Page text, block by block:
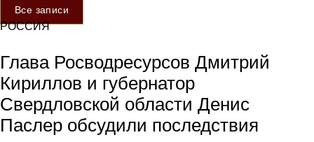
Все записи
РОССИЯ
Глава Росводресурсов Дмитрий
Кириллов и губернатор
Свердловской области Денис
Паслер обсудили последствия